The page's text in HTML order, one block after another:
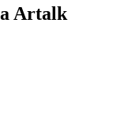
Artalk